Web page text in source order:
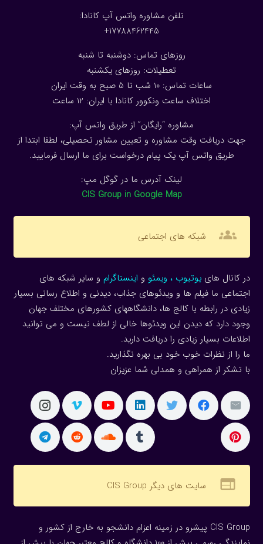
تلفن مشاوره واتس آپ کانادا:
17788462445+
روزهای تماس: دوشنبه تا شنبه
تعطیلات: روزهای یکشنبه
ساعات تماس: 10 شب تا 5 صبح به وقت ایران
اختلاف ساعت ونکوور کانادا با ایران: 1 2 ساعت
مشاوره “رایگان” از طریق واتس آپ:
جهت دریافت وقت مشاوره و تعیین مشاور تحصیلی، لطفا ابتدا از
طریق واتس آپ یک پیام درخواست برای ما ارسال فرمایید.
لینک آدرس ما در گوگل مپ:
CIS Group in Google Map
groups شبکه های اجتماعی
در کانال هاییوتیوب ، ویمئو و اینستاگرام و سایر شبکه های
اجتماعی ما فیلم ها و ویدئوهای جذاب، دیدنی و اطلاع رسانی بسیار
زیادی در رابطه با کالج ها، دانشگاههای کشورهای مختلف جهان
وجود دارد که دیدن این ویدئوها خالی از لطف نیست و می توانید
اطلاعات بسیار زیادی را دریافت دارید.
ما را از نظرات خوب خود بی بهره نگذارید.
با تشکر از همراهی و همدلی شما عزیزان
web سایت های دیگر CIS Group
CIS Group پیشرو در زمینه اعزام دانشجو به خارج از کشور و